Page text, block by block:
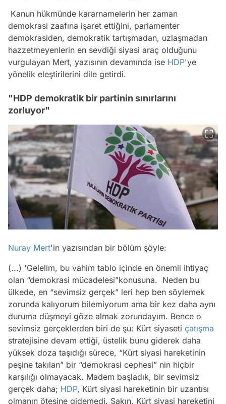
Kanun hükmünde kararnamelerin her zaman
demokrasi zaafına işaret ettiğini, parlamenter
demokrasiden, demokratik tartışmadan, uzlaşmadan
hazzetmeyenlerin en sevdiği siyasi araç olduğunu
vurgulayan Mert, yazısının devamında ise HDP'ye
yönelik eleştirilerini dile getirdi.
"HDP demokratik bir partinin sınırlarını
zorluyor"
Nuray Mert'in yazısından bir bölüm şöyle:
(...) 'Gelelim, bu vahim tablo içinde en önemli ihtiyaç
olan “demokrasi mücadelesi”konusuna. Neden bu
ülkede, en “sevimsiz gerçek” leri hep ben söylemek
zorunda kalıyorum bilemiyorum ama bir kez daha aynı
duruma düşmeyi göze almak zorundayım. Bence o
sevimsiz gerçeklerden biri de şu: Kürt siyaseti çatışma
stratejisine devam ettiği, üstelik bunu giderek daha
yüksek doza taşıdığı sürece, “Kürt siyasi hareketinin
peşine takılan” bir “demokrasi cephesi” nin hiçbir
karşılığı olmayacak. Madem başladık, bir sevimsiz
gerçek daha; HDP, Kürt siyasi hareketinin bir uzantısı
olmanın ötesine gidemedi. Sakın, Kürt siyasi hareketini